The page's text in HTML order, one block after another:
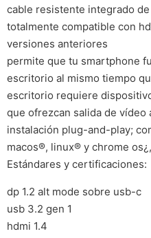
cable resistente integrado de
totalmente compatible con
versiones anteriores
permite que tu smartphone
escritorio al mismo tiempo
escritorio requiere
que ofrezcan salida de vídeo
instalación plug-and-play;
macos®, linux® y chrome
Estándares y certificaciones:
dp 1.2 alt mode sobre usb-c
usb 3.2 gen 1
hdmi 1.4